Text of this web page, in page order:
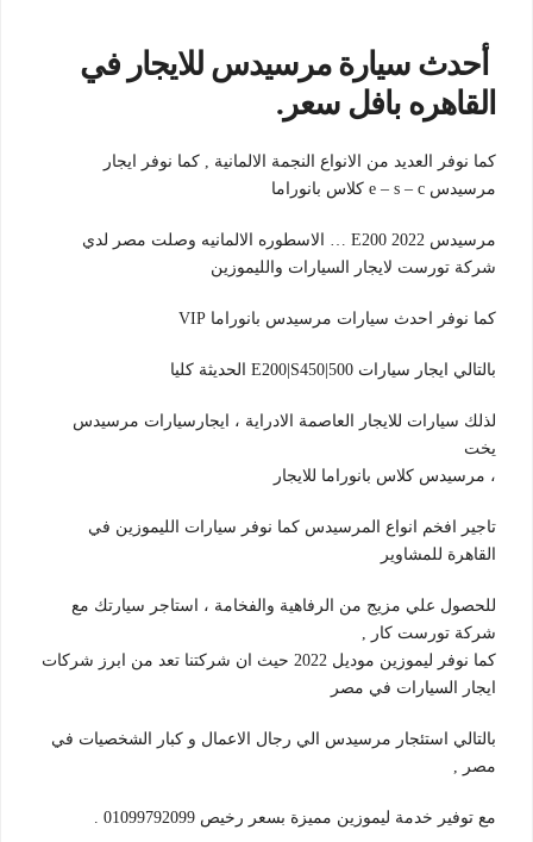
أحدث سيارة مرسيدس للايجار في
القاهره بافل سعر.
كما نوفر العديد من الانواع النجمة الالمانية , كما نوفر ايجار
مرسيدس e – s – c كلاس بانوراما
مرسيدس E200 2022 … الاسطوره الالمانيه وصلت مصر لدي
شركة تورست لايجار السيارات والليموزين
كما نوفر احدث سيارات مرسيدس بانوراما VIP
بالتالي ايجار سيارات E200|S450|500 الحديثة كليا
لذلك سيارات للايجار العاصمة الادراية ، ايجارسيارات مرسيدس
يخت
، مرسيدس كلاس بانوراما للايجار
تاجير افخم انواع المرسيدس كما نوفر سيارات الليموزين في
القاهرة للمشاوير
للحصول علي مزيج من الرفاهية والفخامة ، استاجر سيارتك مع
شركة تورست كار ,
كما نوفر ليموزين موديل 2022 حيث ان شركتنا تعد من ابرز شركات
ايجار السيارات في مصر
بالتالي استئجار مرسيدس الي رجال الاعمال و كبار الشخصيات في
مصر ,
مع توفير خدمة ليموزين مميزة بسعر رخيص 01099792099 .